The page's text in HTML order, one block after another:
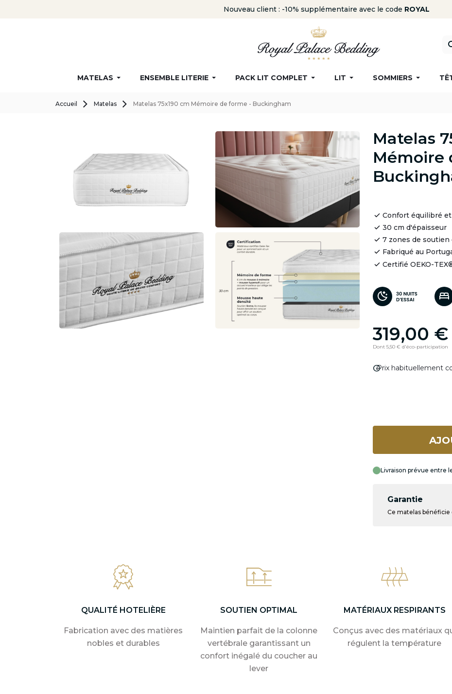
Nouveau client : -10% supplémentaire avec le code ROYAL
MATELAS ENSEMBLE LITERIE PACK LIT COMPLET LIT SOMMIERS
Accueil Matelas Matelas 75x190 cm Mémoire de forme - Buckingham
Matelas
Mémoire
Confort équilibré
30 cm d'épaisseur
7 zones de soutien
Fabriqué au
Certifié OEKO-
319,00 €
Dont 5,50 € d'éco-participation
infoPrix habituellement
Livraison prévue entre
Garantie
Ce matelas bénéficie
QUALITÉ HOTELIÈRE
Fabrication avec des matières
nobles et durables
SOUTIEN OPTIMAL
Maintien parfait de la colonne
vertébrale garantissant un
confort inégalé du coucher au
lever
MATÉRIAUX RESPIRANTS
Conçus avec des matériaux
régulent la température